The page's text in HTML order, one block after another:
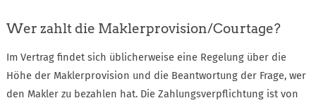
Wer zahlt die Maklerprovision/Courtage?
Im Vertrag findet sich üblicherweise eine Regelung über die
Höhe der Maklerprovision und die Beantwortung der Frage, wer
den Makler zu bezahlen hat. Die Zahlungsverpflichtung ist von